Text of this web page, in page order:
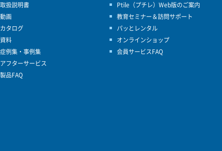
取扱説明書
動画
カタログ
資料
症例集・事例集
アフターサービス
製品FAQ
Ptile（プチレ）Web版のご案内
教育セミナー＆訪問サポート
パッとレンタル
オンラインショップ
会員サービスFAQ